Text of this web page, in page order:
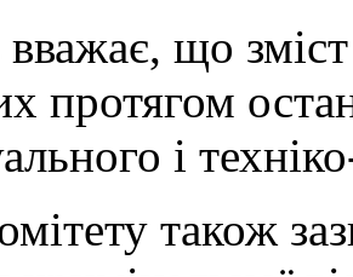
що зміст
протягом
і
також